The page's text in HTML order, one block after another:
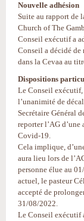
Nouvelle adhésion
Suite au rapport de
Church of The
Conseil exécutif a
Conseil a décidé de
dans la Cevaa au
Dispositions
Le Conseil exécutif,
l’unanimité de
Secrétaire Général
reporter l’AG
Covid-19.
Cela implique,
aura lieu lors de
personne élue au
actuel, le pasteur
accepté de
31/08/2022.
Le Conseil exécutif